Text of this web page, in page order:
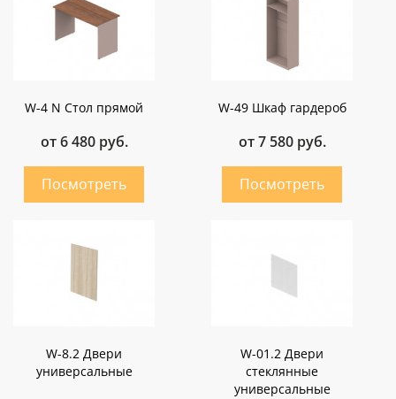
W-4 N Стол прямой
от 6 480 руб.
W-49 Шкаф гардероб
от 7 580 руб.
W-8.2 Двери
универсальные
W-01.2 Двери
стеклянные
универсальные